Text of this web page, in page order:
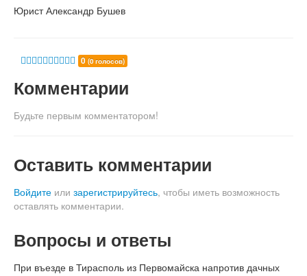
Юрист Александр Бушев
0 (0 голосов)
Комментарии
Будьте первым комментатором!
Оставить комментарии
Войдите или зарегистрируйтесь, чтобы иметь возможность
оставлять комментарии.
Вопросы и ответы
При въезде в Тирасполь из Первомайска напротив дачных